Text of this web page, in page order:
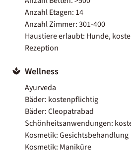
Anzahl Etagen: 14
Anzahl Zimmer: 301-400
Haustiere erlaubt: Hunde,
Rezeption
Wellness
Ayurveda
Bäder: kostenpflichtig
Bäder: Cleopatrabad
Schönheitsanwendungen:
Kosmetik: Gesichtsbehandlung
Kosmetik: Maniküre